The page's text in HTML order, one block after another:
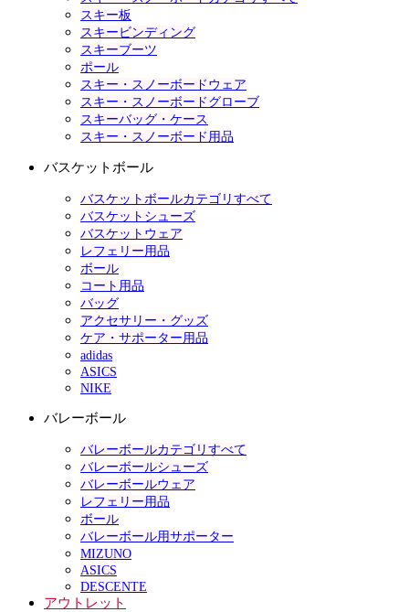
スキー板
スキービンディング
スキーブーツ
ポール
スキー・スノーボードウェア
スキー・スノーボードグローブ
スキーバッグ・ケース
スキー・スノーボード用品
バスケットボール
バスケットボールカテゴリすべて
バスケットシューズ
バスケットウェア
レフェリー用品
ボール
コート用品
バッグ
アクセサリー・グッズ
ケア・サポーター用品
adidas
ASICS
NIKE
バレーボール
バレーボールカテゴリすべて
バレーボールシューズ
バレーボールウェア
レフェリー用品
ボール
バレーボール用サポーター
MIZUNO
ASICS
DESCENTE
アウトレット